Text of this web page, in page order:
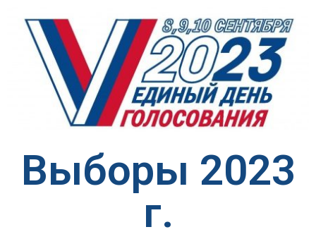
Выборы 2023
г.